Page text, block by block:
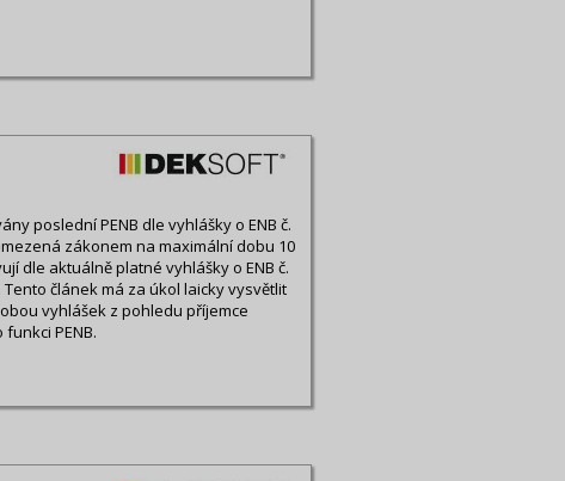
poslední PENB dle vyhlášky o ENB č.
zákonem na maximální dobu 10
dle aktuálně platné vyhlášky o ENB č.
Tento článek má za úkol laicky vysvětlit
vyhlášek z pohledu příjemce
PENB.